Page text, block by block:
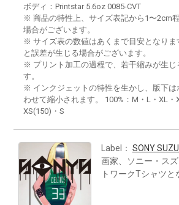
ボディ：Printstar 5.6oz 0085-CVT
※ 商品の特性上、サイズ表記から1〜2cm
場合がございます。
※ サイズ表の数値はあくまで目安となりま
と誤差が生じる場合がございます。
※ プリント加工の過程で、若干縮みが生じ
す。
※ インクジェットの特性を生かし、版下は
わせて縮小されます。 100%：M・L・XL・
XS(150)・S
Label： SONY
画家、ソニー・ス
トワークTシャツと